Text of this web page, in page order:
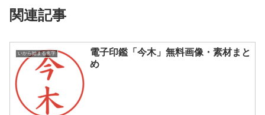
関連記事
いから始まる名字
電子印鑑「今木」無料画像・素材まと
め